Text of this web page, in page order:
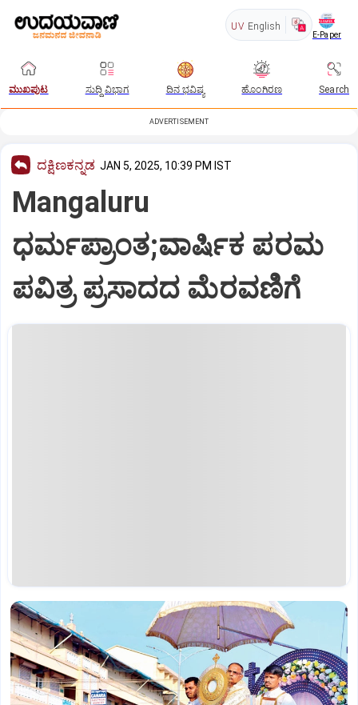
UV English
E-Paper
ಮುಖಪುಟ ಸುದ್ದಿ ವಿಭಾಗ ದಿನ ಭವಿಷ್ಯ ಹೊಂಗಿರಣ Search
ADVERTISEMENT
ದಕ್ಷಿಣಕನ್ನಡ JAN 5, 2025, 10:39 PM IST
Mangaluru
ಧರ್ಮಪ್ರಾಂತ;ವಾರ್ಷಿಕ ಪರಮ
ಪವಿತ್ರ ಪ್ರಸಾದದ ಮೆರವಣಿಗೆ